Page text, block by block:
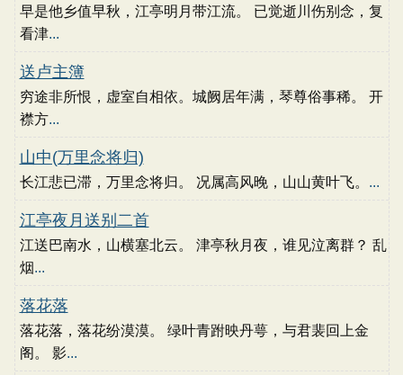
早是他乡值早秋，江亭明月带江流。 已觉逝川伤别念，复
看津...
送卢主簿
穷途非所恨，虚室自相依。城阙居年满，琴尊俗事稀。 开
襟方...
山中(万里念将归)
长江悲已滞，万里念将归。 况属高风晚，山山黄叶飞。 ...
江亭夜月送别二首
江送巴南水，山横塞北云。 津亭秋月夜，谁见泣离群？ 乱
烟...
落花落
落花落，落花纷漠漠。 绿叶青跗映丹萼，与君裴回上金
阁。 影...